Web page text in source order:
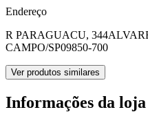
Endereço
R PARAGUACU, 344
CAMPO/SP09850-700
Ver produtos similares
Informações da loja